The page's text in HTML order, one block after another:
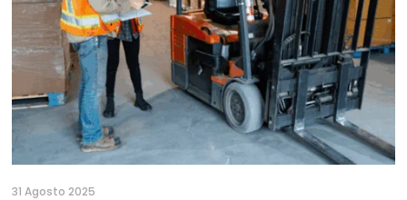
31 Agosto 2025